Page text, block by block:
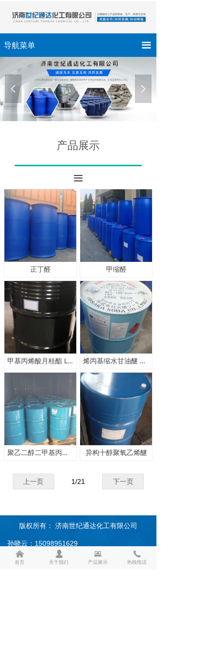
끀
导航菜单
넳 넲
끀
产品展示
正丁醛 甲缩醛
甲基丙烯酸月桂酯 LMA 月桂酸甲基丙烯酸酯 烯丙基缩水甘油醚 烯丙醇缩水甘油醚
聚乙二醇二甲基丙烯酸酯 异构十醇聚氧乙烯醚
上一页 下一页
1/21
낀
首页
넙
关于我们
뀵
产品展示
끅
热线电话
孙晓云：15098951629
王 总：15194176855
座 机：0531-85917597
版权所有： 济南世纪通达化工有限公司
낀
首页
넙
关于我们
뀵
产品展示
끅
热线电话